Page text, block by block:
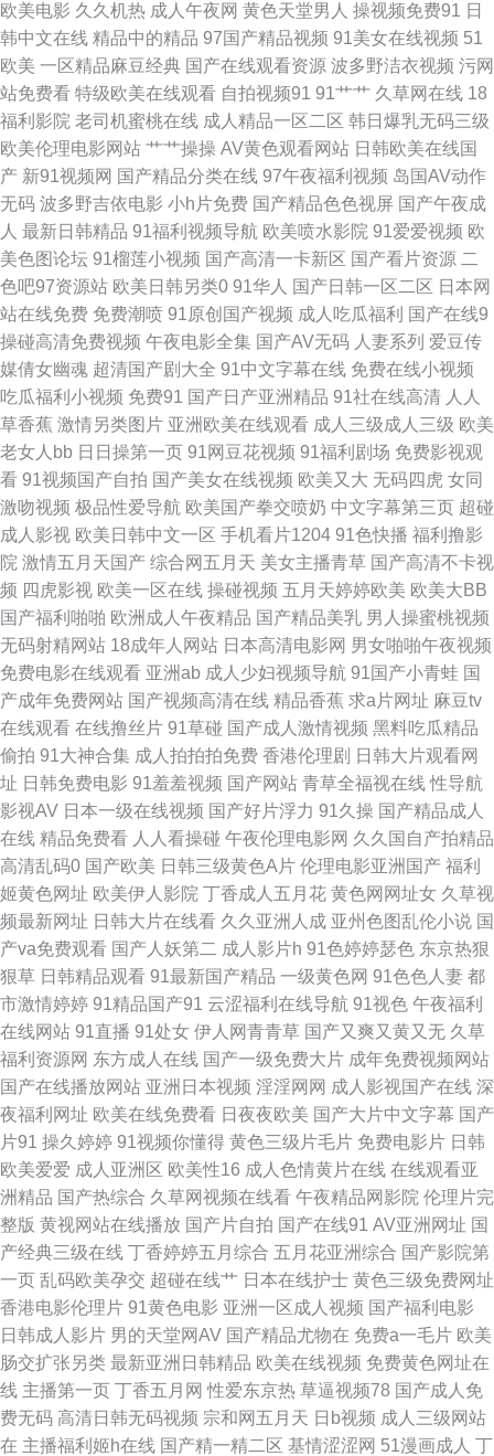
伦理 尤物91在线网站 91视频网站链接 成人论理视屏 国内精品338 免费人成
自尉网站 色色欧美 中文字幕熟女青草 99热在只有 大香蕉玖玖爱 激情视频免
费看 欧洲色综合 午夜小电影se 91黑丝变态 av资源观看 狠狠超碰日韩三级
欧美黑人大吊 伊人久久精品视频 狠狠撸2016 日本中文字幕影片 美女逼视频
色中色第一社区 伊人影院能玩av 91在线免费播放 大香蕉AV导航网 久久AV
资源网 日本精品ay无码 午夜男女操操视频 91深喉 大香蕉青草 黄页av网站
欧美中文成人 天天干天天橾穴 69xbcom 天堂女优久久 福利社区一二 欧美日
韩色色 五月天资源站 91传媒网 操逼网站三级 国产精品野外三级 老熟女国产
日韩免费新片网 足交福利在线 wwww91色色 国产人片久久 另类综合欧洲激
情 日韩激情网 亚洲伦理自拍 97福利社区视频 豆花观频在线观看 久草日本在
线 日本综合无码 亚洲免费黄色网止 91影片 岛国免费小电影 九九性视频 人
人操人人干网 香蕉视频网址 91少妇热舞被操 超碰福利电影 久草国产精品视
频 日本黑丝三级A片 亚洲第四页 97超碰夜夜 福利社八区九区 久久大香蕉A
片 日必视频 亚洲国产日韩系列 91网站在线观看 国产视频在线91 欧美Aⅴ 无
码专区伦理三级 人妖伪娘 91青娱乐网站 国产成人综合网 欧美aa中文字幕 天
堂影音AV无码 91作爱 福利社在线视频 老湿机操 色友一区二区三区 69AV电
影院 www在线日本 海角av影院 欧美性爱派对网站 午夜操B影院 97亚州色图
狠狠操导航 欧美亚洲日韩激情 亚洲成人无码肏逼 99热精品9 国产区一页精
品区 欧美91 五月天偷拍 Av爱爱69 韩日一级片网络 欧美三级导航 香蕉视频
污版 97超碰婷婷 国产传媒第四页 另类性爱影院 日韩在线色网 91豆花 超碰
人人三级 久草精品伦理 日本久久爱 最新最全AV影院 超碰入口 九九色色电器
日本不卡影院 亚洲天堂色播 av变态另类 国产三级视频 欧美人人操人人插 五
月香蕉91 97不卡视频 黄色成人论坛 日韩两性网 在线直播91 草草亚洲插影
院 九一巨炮 日本热情综合网址 亚洲伊人主页 A片大香蕉 狠狠干成人社区 人
人摸人人操人人 91c逼 成人91电影院 欧美性爱tv 性爱午夜影院 97青娱 国产
另类TS在线 欧美日韩p 午夜深夜av福利 99成人电影院 黄色三级AV 日韩精品
欧美电影 久久机热 成人午夜网 黄色天堂男人 操视频免费91 日
韩中文在线 精品中的精品 97国产精品视频 91美女在线视频 51
欧美 一区精品麻豆经典 国产在线观看资源 波多野洁衣视频 污网
站免费看 特级欧美在线观看 自拍视频91 91艹艹 久草网在线 18
福利影院 老司机蜜桃在线 成人精品一区二区 韩日爆乳无码三级
欧美伦理电影网站 艹艹操操 AV黄色观看网站 日韩欧美在线国
产 新91视频网 国产精品分类在线 97午夜福利视频 岛国AV动作
无码 波多野吉依电影 小h片免费 国产精品色色视屏 国产午夜成
人 最新日韩精品 91福利视频导航 欧美喷水影院 91爱爱视频 欧
美色图论坛 91榴莲小视频 国产高清一卡新区 国产看片资源 二
色吧97资源站 欧美日韩另类0 91华人 国产日韩一区二区 日本网
站在线免费 免费潮喷 91原创国产视频 成人吃瓜福利 国产在线9
操碰高清免费视频 午夜电影全集 国产AV无码 人妻系列 爱豆传
媒倩女幽魂 超清国产剧大全 91中文字幕在线 免费在线小视频
吃瓜福利小视频 免费91 国产日产亚洲精品 91社在线高清 人人
草香蕉 激情另类图片 亚洲欧美在线观看 成人三级成人三级 欧美
老女人bb 日日操第一页 91网豆花视频 91福利剧场 免费影视观
看 91视频国产自拍 国产美女在线视频 欧美又大 无码四虎 女同
激吻视频 极品性爱导航 欧美国产拳交喷奶 中文字幕第三页 超碰
成人影视 欧美日韩中文一区 手机看片1204 91色快播 福利撸影
院 激情五月天国产 综合网五月天 美女主播青草 国产高清不卡视
频 四虎影视 欧美一区在线 操碰视频 五月天婷婷欧美 欧美大BB
国产福利啪啪 欧洲成人午夜精品 国产精品美乳 男人操蜜桃视频
无码射精网站 18成年人网站 日本高清电影网 男女啪啪午夜视频
免费电影在线观看 亚洲ab 成人少妇视频导航 91国产小青蛙 国
产成年免费网站 国产视频高清在线 精品香蕉 求a片网址 麻豆tv
在线观看 在线撸丝片 91草碰 国产成人激情视频 黑料吃瓜精品
偷拍 91大神合集 成人拍拍拍免费 香港伦理剧 日韩大片观看网
址 日韩免费电影 91羞羞视频 国产网站 青草全福视在线 性导航
影视AV 日本一级在线视频 国产好片浮力 91久操 国产精品成人
在线 精品免费看 人人看操碰 午夜伦理电影网 久久国自产拍精品
高清乱码0 国产欧美 日韩三级黄色A片 伦理电影亚洲国产 福利
姬黄色网址 欧美伊人影院 丁香成人五月花 黄色网网址女 久草视
频最新网址 日韩大片在线看 久久亚洲人成 亚州色图乱伦小说 国
产va免费观看 国产人妖第二 成人影片h 91色婷婷瑟色 东京热狠
狠草 日韩精品观看 91最新国产精品 一级黄色网 91色色人妻 都
市激情婷婷 91精品国产91 云涩福利在线导航 91视色 午夜福利
在线网站 91直播 91处女 伊人网青青草 国产又爽又黄又无 久草
福利资源网 东方成人在线 国产一级免费大片 成年免费视频网站
国产在线播放网站 亚洲日本视频 淫淫网网 成人影视国产在线 深
夜福利网址 欧美在线免费看 日夜夜欧美 国产大片中文字幕 国产
片91 操久婷婷 91视频你懂得 黄色三级片毛片 免费电影片 日韩
欧美爱爱 成人亚洲区 欧美性16 成人色情黄片在线 在线观看亚
洲精品 国产热综合 久草网视频在线看 午夜精品网影院 伦理片完
整版 黄视网站在线播放 国产片自拍 国产在线91 AV亚洲网址 国
产经典三级在线 丁香婷婷五月综合 五月花亚洲综合 国产影院第
一页 乱码欧美孕交 超碰在线艹 日本在线护士 黄色三级免费网址
香港电影伦理片 91黄色电影 亚洲一区成人视频 国产福利电影
日韩成人影片 男的天堂网AV 国产精品尤物在 免费a一毛片 欧美
肠交扩张另类 最新亚洲日韩精品 欧美在线视频 免费黄色网址在
线 主播第一页 丁香五月网 性爱东京热 草逼视频78 国产成人免
费无码 高清日韩无码视频 宗和网五月天 日b视频 成人三级网站
在 主播福利姬h在线 国产精一精二区 基情涩涩网 51漫画成人 丁